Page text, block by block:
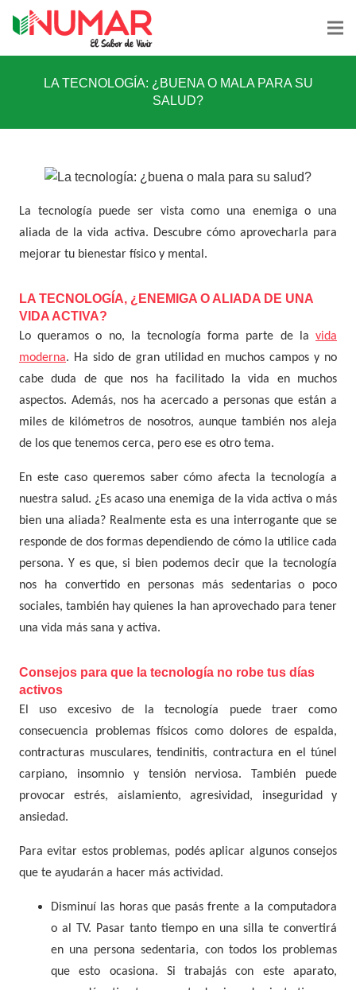
LA TECNOLOGÍA: ¿BUENA O MALA PARA SU
SALUD?
La tecnología puede ser vista como una enemiga o una
aliada de la vida activa. Descubre cómo aprovecharla para
mejorar tu bienestar físico y mental.
LA TECNOLOGÍA, ¿ENEMIGA O ALIADA DE UNA
VIDA ACTIVA?
Lo queramos o no, la tecnología forma parte de la vida
moderna. Ha sido de gran utilidad en muchos campos y no
cabe duda de que nos ha facilitado la vida en muchos
aspectos. Además, nos ha acercado a personas que están a
miles de kilómetros de nosotros, aunque también nos aleja
de los que tenemos cerca, pero ese es otro tema.
En este caso queremos saber cómo afecta la tecnología a
nuestra salud. ¿Es acaso una enemiga de la vida activa o más
bien una aliada? Realmente esta es una interrogante que se
responde de dos formas dependiendo de cómo la utilice cada
persona. Y es que, si bien podemos decir que la tecnología
nos ha convertido en personas más sedentarias o poco
sociales, también hay quienes la han aprovechado para tener
una vida más sana y activa.
Consejos para que la tecnología no robe tus días
activos
El uso excesivo de la tecnología puede traer como
consecuencia problemas físicos como dolores de espalda,
contracturas musculares, tendinitis, contractura en el túnel
carpiano, insomnio y tensión nerviosa. También puede
provocar estrés, aislamiento, agresividad, inseguridad y
ansiedad.
Para evitar estos problemas, podés aplicar algunos consejos
que te ayudarán a hacer más actividad.
Disminuí las horas que pasás frente a la computadora
o al TV. Pasar tanto tiempo en una silla te convertirá
en una persona sedentaria, con todos los problemas
que esto ocasiona. Si trabajás con este aparato,